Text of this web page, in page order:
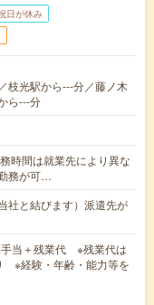
日が休み
枝光駅から---分／藤ノ木
ら---分
時間は就業先により異な
務が可…
社と結びます）派遣先が
手当＋残業代 ※残業代は
※経験・年齢・能力等を